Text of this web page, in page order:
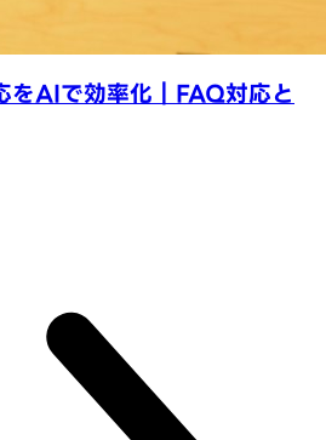
をAIで効率化｜FAQ対応と